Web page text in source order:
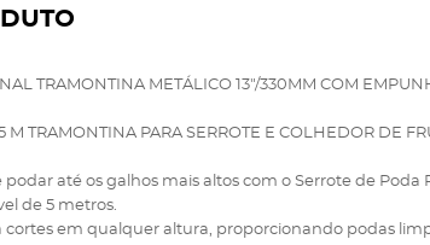
TRAMONTINA METÁLICO 13"/330MM COM
M TRAMONTINA PARA SERROTE E COLHEDOR DE
até os galhos mais altos com o Serrote de Poda
de 5 metros.
em qualquer altura, proporcionando podas